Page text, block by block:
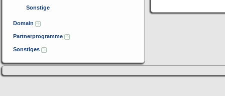
Sonstige
Domain
Partnerprogramme
Sonstiges